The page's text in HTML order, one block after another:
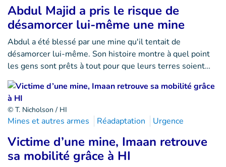
Abdul Majid a pris le risque de
désamorcer lui-même une mine
Abdul a été blessé par une mine qu'il tentait de
désamorcer lui-même. Son histoire montre à quel point
les gens sont prêts à tout pour que leurs terres soient…
© T. Nicholson / HI
Mines et autres armes Réadaptation Urgence
Victime d’une mine, Imaan retrouve
sa mobilité grâce à HI